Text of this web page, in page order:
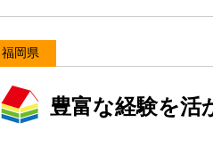
福岡県
豊富な経験を活